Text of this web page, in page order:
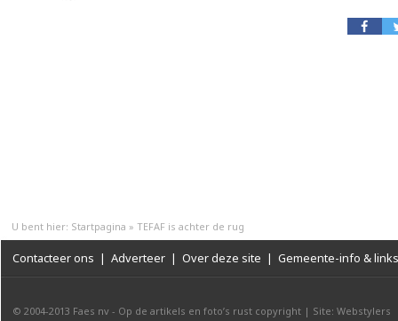
U bent hier: Startpagina » TEFAF is achter de rug
Contacteer ons | Adverteer | Over deze site | Gemeente-info & links
© 2004-2013 Faes nv - Op de artikels en foto’s rust copyright | Site: Webstylers